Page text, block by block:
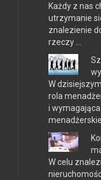
Każdy z nas
utrzymanie
znalezienie
rzeczy …
W
rola
i
W celu